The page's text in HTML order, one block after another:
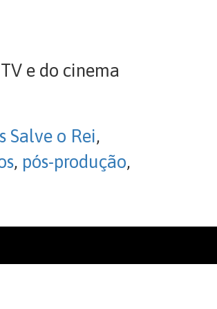
e do cinema
Salve o Rei,
, pós-produção,